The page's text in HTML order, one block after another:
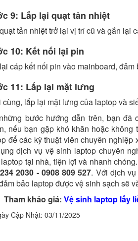
9: Lắp lại quạt tản nhiệt
tản nhiệt trở lại vị trí cũ và gắn lại
10: Kết nối lại pin
cáp kết nối pin vào mainboard, đảm
11: Lắp lại mặt lưng
cùng, lắp lại mặt lưng của laptop và
bước hướng dẫn trên, bạn đã
nếu bạn gặp khó khăn hoặc
để các kỹ thuật viên chuyên
dịch vụ vệ sinh laptop chuyên
tại nhà, tiện lợi và nhanh
2030 - 0908 809 527. Với dịch
bảo laptop được vệ sinh sạch sẽ
Tham khảo giá: Vệ sinh laptop lấy
Cập Nhật: 03/11/2025